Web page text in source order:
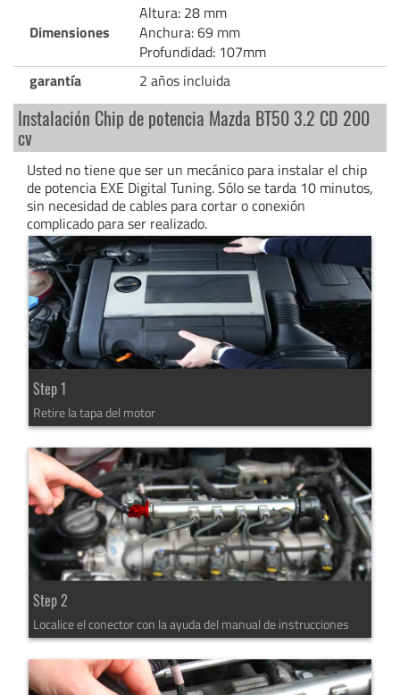
Dimensiones
Altura: 28 mm
Anchura: 69 mm
Profundidad: 107mm
garantía
2 años incluida
Instalación Chip de potencia Mazda BT50 3.2 CD 200
cv
Usted no tiene que ser un mecánico para instalar el chip
de potencia EXE Digital Tuning. Sólo se tarda 10 minutos,
sin necesidad de cables para cortar o conexión
complicado para ser realizado.
Step 1
Retire la tapa del motor
Step 2
Localice el conector con la ayuda del manual de instrucciones